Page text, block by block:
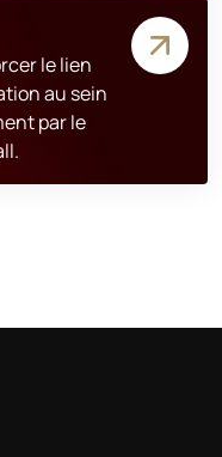
le lien
au sein
par le